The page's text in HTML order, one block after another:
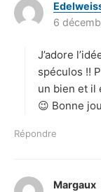
6
J’adore
spéculos !!
un bien et il
😉 Bonne
Répondre
Margaux